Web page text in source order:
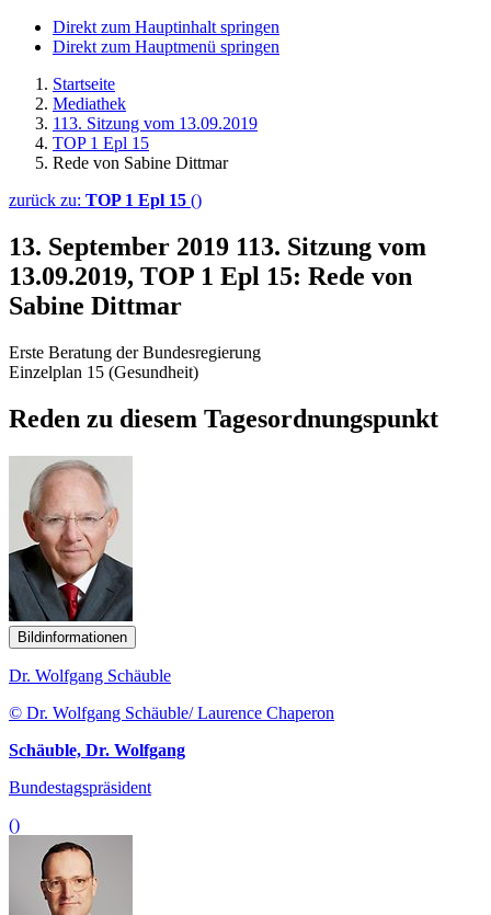
Direkt zum Hauptinhalt springen
Direkt zum Hauptmenü springen
Startseite
Mediathek
113. Sitzung vom 13.09.2019
TOP 1 Epl 15
Rede von Sabine Dittmar
zurück zu: TOP 1 Epl 15 ()
13. September 2019 113. Sitzung vom
13.09.2019, TOP 1 Epl 15: Rede von
Sabine Dittmar
Erste Beratung der Bundesregierung
Einzelplan 15 (Gesundheit)
Reden zu diesem Tagesordnungspunkt
Bildinformationen
Dr. Wolfgang Schäuble
© Dr. Wolfgang Schäuble/ Laurence Chaperon
Schäuble, Dr. Wolfgang
Bundestagspräsident
()